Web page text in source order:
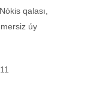
qalası,
úy